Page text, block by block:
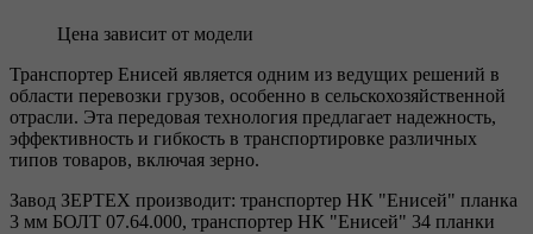
Цена зависит от модели
Транспортер Енисей является одним из ведущих решений в
области перевозки грузов, особенно в сельскохозяйственной
отрасли. Эта передовая технология предлагает надежность,
эффективность и гибкость в транспортировке различных
типов товаров, включая зерно.
Завод ЗЕРТЕХ производит: транспортер НК "Енисей" планка
3 мм БОЛТ 07.64.000, транспортер НК "Енисей" 34 планки